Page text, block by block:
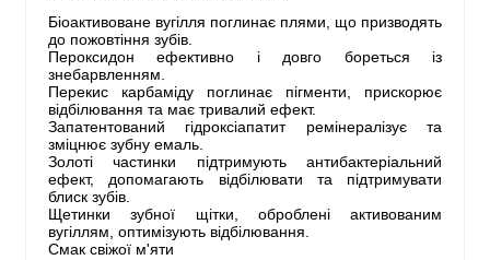
Біоактивоване вугілля поглинає плями, що призводять
до пожовтіння зубів.
Пероксидон ефективно і довго бореться із
знебарвленням.
Перекис карбаміду поглинає пігменти, прискорює
відбілювання та має тривалий ефект.
Запатентований гідроксіапатит ремінералізує та
зміцнює зубну емаль.
Золоті частинки підтримують антибактеріальний
ефект, допомагають відбілювати та підтримувати
блиск зубів.
Щетинки зубної щітки, оброблені активованим
вугіллям, оптимізують відбілювання.
Смак свіжої м'яти